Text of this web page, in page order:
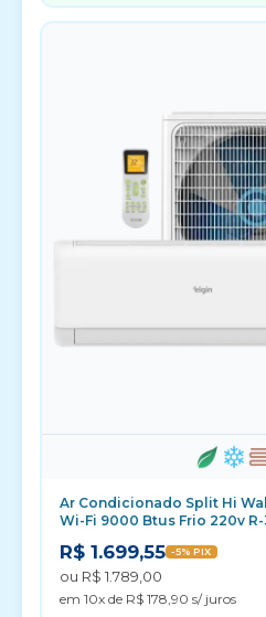
Ar Condicionado Split Hi
Wi-Fi 9000 Btus Frio 220v R-
R$ 1.699,55 -5% PIX
ou R$ 1.789,00
em 10x de R$ 178,90 s/ juros